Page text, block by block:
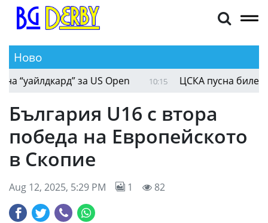
Ново
за US Open ЦСКА пусна билетите
България U16 с втора
победа на Европейското
в Скопие
Aug 12, 2025, 5:29 PM 1 82